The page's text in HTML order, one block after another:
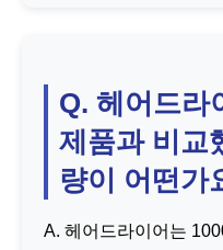
Q. 헤어드라
제품과 비교
량이 어떤가
A. 헤어드라이어는